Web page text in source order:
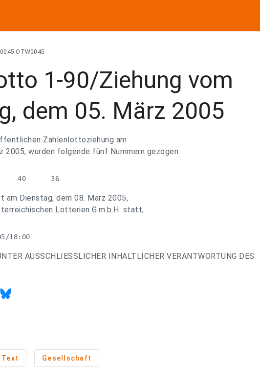
OTW0045
1-90/Ziehung vom
dem 05. März 2005
Zahlenlottoziehung am
2005, wurden folgende fünf Nummern gezogen:
40      36
am Dienstag, dem 08. März 2005,
Lotterien G.m.b.H. statt,
18:00
AUSSCHLIESSLICHER INHALTLICHER VERANTWORTUNG DES
Text Gesellschaft